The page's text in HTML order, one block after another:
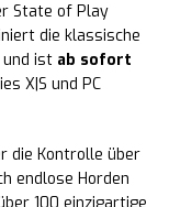
State of Play
die klassische
ist ab sofort
X|S und PC
die Kontrolle über
endlose Horden